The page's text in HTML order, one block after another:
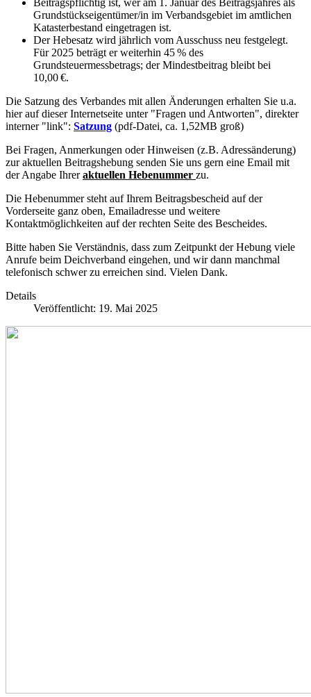
Beitragspflichtig ist, wer am 1. Januar des Beitragsjahres als
Grundstückseigentümer/in im Verbandsgebiet im amtlichen
Katasterbestand eingetragen ist.
Der Hebesatz wird jährlich vom Ausschuss neu festgelegt.
Für 2025 beträgt er weiterhin 45 % des
Grundsteuermessbetrags; der Mindestbeitrag bleibt bei
10,00 €.
Die Satzung des Verbandes mit allen Änderungen erhalten Sie u.a.
hier auf dieser Internetseite unter "Fragen und Antworten", direkter
interner "link": Satzung (pdf-Datei, ca. 1,52MB groß)
Bei Fragen, Anmerkungen oder Hinweisen (z.B. Adressänderung)
zur aktuellen Beitragshebung senden Sie uns gern eine Email mit
der Angabe Ihreraktuellen Hebenummer zu.
Die Hebenummer steht auf Ihrem Beitragsbescheid auf der
Vorderseite ganz oben, Emailadresse und weitere
Kontaktmöglichkeiten auf der rechten Seite des Bescheides.
Bitte haben Sie Verständnis, dass zum Zeitpunkt der Hebung viele
Anrufe beim Deichverband eingehen, und wir dann manchmal
telefonisch schwer zu erreichen sind. Vielen Dank.
Details
Veröffentlicht: 19. Mai 2025